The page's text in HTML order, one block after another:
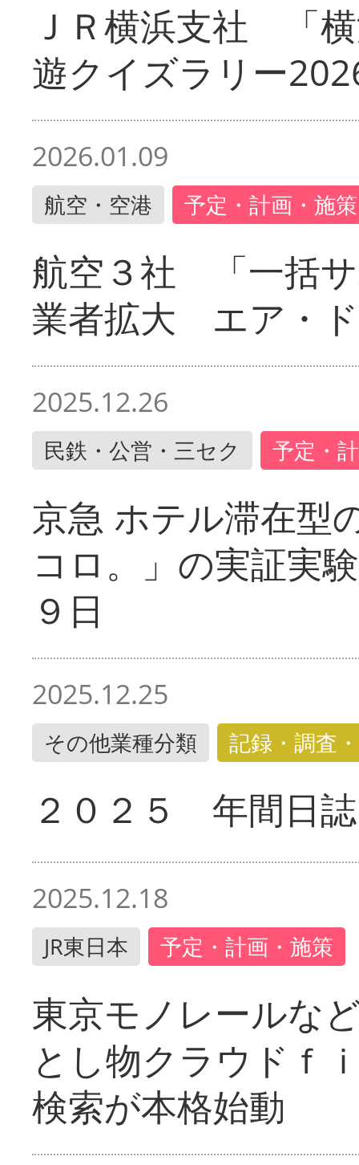
ＪＲ横浜支社 「
遊クイズラリー
2026.01.09
航空・空港 予定・計画・施策
航空３社 「一括
業者拡大 エア・
2025.12.26
民鉄・公営・三セク 予定・
京急 ホテル滞在型
コロ。」の実証実
９日
2025.12.25
その他業種分類 記録・調査
２０２５ 年間日誌
2025.12.18
JR東日本 予定・計画・施策
東京モノレールな
とし物クラウドｆ
検索が本格始動